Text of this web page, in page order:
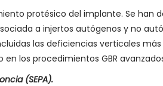
protésico del implante. Se han
a injertos autógenos y no
las deficiencias verticales
los procedimientos GBR
(SEPA).